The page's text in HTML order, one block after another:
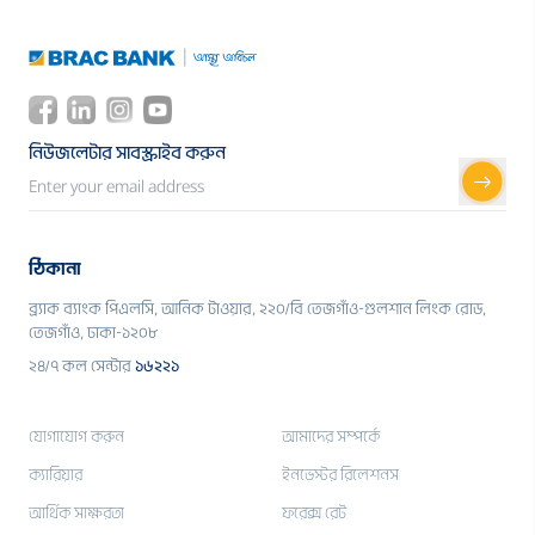
নিউজলেটার সাবস্ক্রাইব করুন
ঠিকানা
ব্র্যাক ব্যাংক পিএলসি, আনিক টাওয়ার, ২২০/বি তেজগাঁও-গুলশান লিংক রোড,
তেজগাঁও, ঢাকা-১২০৮
২৪/৭ কল সেন্টার১৬২২১
যোগাযোগ করুন
ক্যারিয়ার
আর্থিক সাক্ষরতা
আমাদের সম্পর্কে
ইনভেস্টর রিলেশনস
ফরেক্স রেট